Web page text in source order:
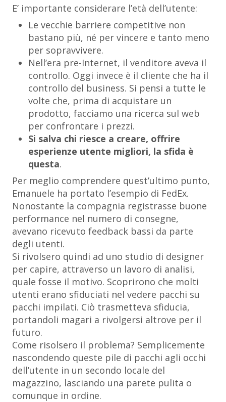
E’ importante considerare l’età dell’utente:
Le vecchie barriere competitive non
bastano più, né per vincere e tanto meno
per sopravvivere.
Nell’era pre-Internet, il venditore aveva il
controllo. Oggi invece è il cliente che ha il
controllo del business. Si pensi a tutte le
volte che, prima di acquistare un
prodotto, facciamo una ricerca sul web
per confrontare i prezzi.
Si salva chi riesce a creare, offrire
esperienze utente migliori, la sfida è
questa.
Per meglio comprendere quest’ultimo punto,
Emanuele ha portato l’esempio di FedEx.
Nonostante la compagnia registrasse buone
performance nel numero di consegne,
avevano ricevuto feedback bassi da parte
degli utenti.
Si rivolsero quindi ad uno studio di designer
per capire, attraverso un lavoro di analisi,
quale fosse il motivo. Scoprirono che molti
utenti erano sfiduciati nel vedere pacchi su
pacchi impilati. Ciò trasmetteva sfiducia,
portandoli magari a rivolgersi altrove per il
futuro.
Come risolsero il problema? Semplicemente
nascondendo queste pile di pacchi agli occhi
dell’utente in un secondo locale del
magazzino, lasciando una parete pulita o
comunque in ordine.